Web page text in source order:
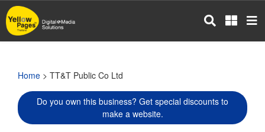
Skip
to
main
Home > TT&T Public Co Ltd
Do you own this business? Get special discounts to
make a website.